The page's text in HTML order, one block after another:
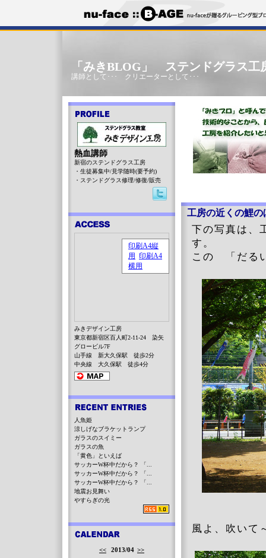
「みきBLOG」 ステンドグラス工
講師として･･･ クリエーターとして･･･
工房の近くの鯉の
下の写真は、
す。
この 「だる
風よ、吹いて
熱血講師
新宿のステンドグラス工房
・生徒募集中/見学随時(要予約)
・ステンドグラス修理/修復/販売
みきデザイン工房
東京都新宿区百人町2-11-24 染矢
グロービル7F
山手線 新大久保駅 徒歩2分
中央線 大久保駅 徒歩4分
人魚姫
涼しげなブラケットランプ
ガラスのスイミー
ガラスの魚
「黄色」といえば
サッカーW杯中だから？ 「...
サッカーW杯中だから？ 「...
サッカーW杯中だから？ 「...
地震お見舞い
やすらぎの光
<< 2013/04 >>